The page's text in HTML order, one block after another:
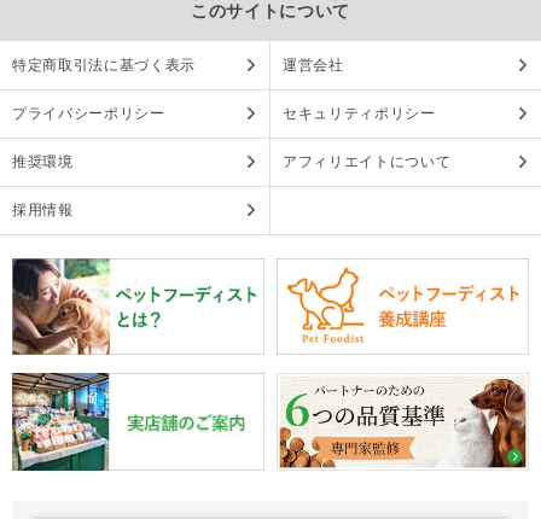
このサイトについて
特定商取引法に基づく表示 運営会社
プライバシーポリシー セキュリティポリシー
推奨環境 アフィリエイトについて
採用情報